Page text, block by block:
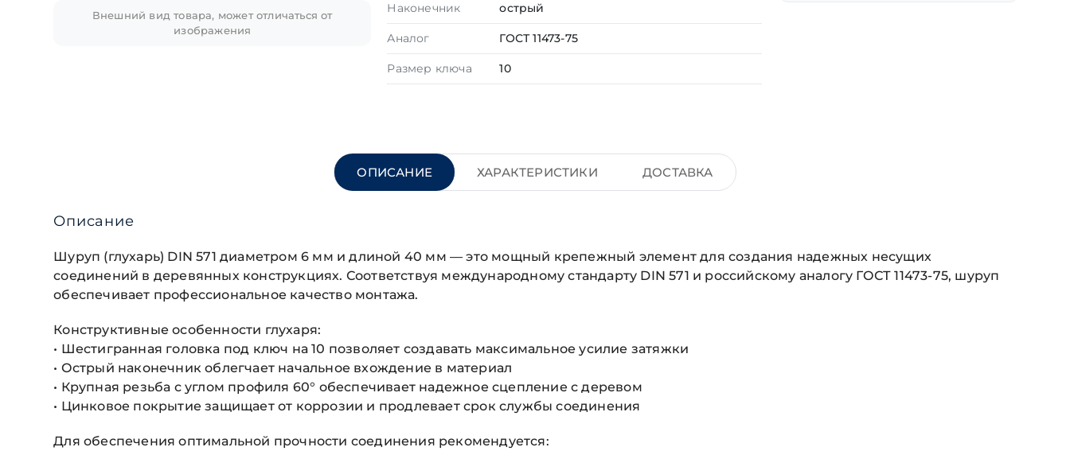
Внешний вид товара, может отличаться от
изображения
Наконечник острый
Аналог ГОСТ 11473-75
Размер ключа 10
ОПИСАНИЕ ХАРАКТЕРИСТИКИ ДОСТАВКА
Описание
Шуруп (глухарь) DIN 571 диаметром 6 мм и длиной 40 мм — это мощный крепежный элемент для создания надежных несущих
соединений в деревянных конструкциях. Соответствуя международному стандарту DIN 571 и российскому аналогу ГОСТ 11473-75, шуруп
обеспечивает профессиональное качество монтажа.
Конструктивные особенности глухаря:
• Шестигранная головка под ключ на 10 позволяет создавать максимальное усилие затяжки
• Острый наконечник облегчает начальное вхождение в материал
• Крупная резьба с углом профиля 60° обеспечивает надежное сцепление с деревом
• Цинковое покрытие защищает от коррозии и продлевает срок службы соединения
Для обеспечения оптимальной прочности соединения рекомендуется: